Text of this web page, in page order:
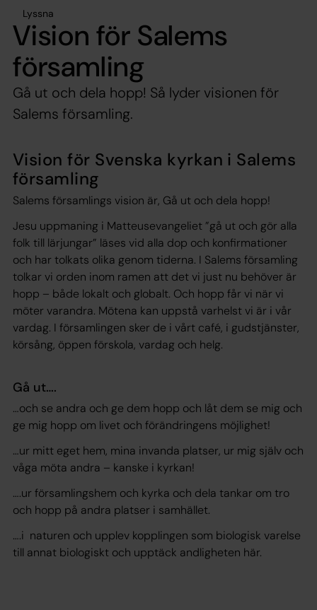
Lyssna
Vision för Salems
församling
Gå ut och dela hopp! Så lyder visionen för
Salems församling.
Vision för Svenska kyrkan i Salems
församling
Salems församlings vision är, Gå ut och dela hopp!
Jesu uppmaning i Matteusevangeliet ”gå ut och gör alla
folk till lärjungar” läses vid alla dop och konfirmationer
och har tolkats olika genom tiderna. I Salems församling
tolkar vi orden inom ramen att det vi just nu behöver är
hopp – både lokalt och globalt. Och hopp får vi när vi
möter varandra. Mötena kan uppstå varhelst vi är i vår
vardag. I församlingen sker de i vårt café, i gudstjänster,
körsång, öppen förskola, vardag och helg.
Gå ut….
…och se andra och ge dem hopp och låt dem se mig och
ge mig hopp om livet och förändringens möjlighet!
…ur mitt eget hem, mina invanda platser, ur mig själv och
våga möta andra – kanske i kyrkan!
….ur församlingshem och kyrka och dela tankar om tro
och hopp på andra platser i samhället.
….i naturen och upplev kopplingen som biologisk varelse
till annat biologiskt och upptäck andligheten här.